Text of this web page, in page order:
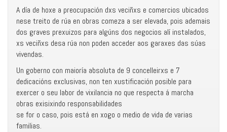
A día de hoxe a preocupación dxs veciñxs e comercios ubicados
nese treito de rúa en obras comeza a ser elevada, pois ademais
dos graves prexuizos para algúns dos negocios alí instalados,
xs veciñxs desa rúa non poden acceder aos garaxes das súas
vivendas.
Un goberno con maioría absoluta de 9 concelleirxs e 7
dedicacións exclusivas, non ten xustificación posible para
exercer o seu labor de vixilancia no que respecta á marcha
obras exisixindo responsabilidades
se for o caso, pois está en xogo o medio de vida de varias
familias.